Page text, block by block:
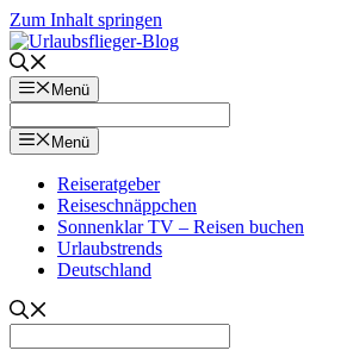
Zum Inhalt springen
Menü
Menü
Reiseratgeber
Reiseschnäppchen
Sonnenklar TV – Reisen buchen
Urlaubstrends
Deutschland